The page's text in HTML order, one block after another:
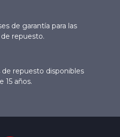
de garantía para las
repuesto.
de repuesto disponibles
15 años.